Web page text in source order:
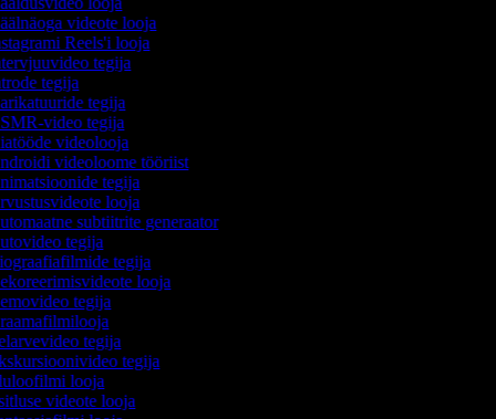
videote looja
Reels'i looja
tegija
tegija
tegija
video tegija
videolooja
videoloome tööriist
tegija
looja
subtiitrite generaator
tegija
tegija
looja
tegija
tegija
tegija
looja
videote looja